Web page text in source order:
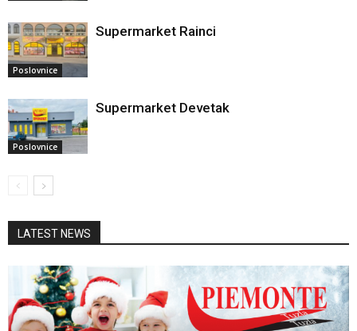
Poslovnice
Supermarket Rainci
Poslovnice
Supermarket Devetak
LATEST NEWS